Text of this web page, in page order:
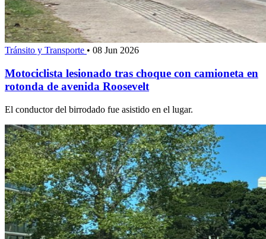
Tránsito y Transporte • 08 Jun 2026
Motociclista lesionado tras choque con camioneta en
rotonda de avenida Roosevelt
El conductor del birrodado fue asistido en el lugar.